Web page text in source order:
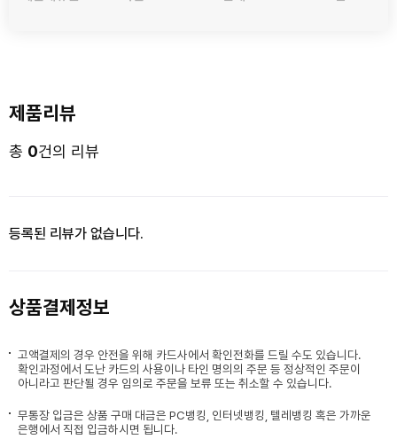
제품리뷰
총 0건의 리뷰
등록된 리뷰가 없습니다.
상품결제정보
고액결제의 경우 안전을 위해 카드사에서 확인전화를 드릴 수도 있습니다.
확인과정에서 도난 카드의 사용이나 타인 명의의 주문 등 정상적인 주문이
아니라고 판단될 경우 임의로 주문을 보류 또는 취소할 수 있습니다.
무통장 입금은 상품 구매 대금은 PC뱅킹, 인터넷뱅킹, 텔레뱅킹 혹은 가까운
은행에서 직접 입금하시면 됩니다.